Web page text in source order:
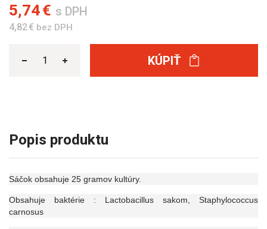
5,74 € s DPH
4,82 € bez DPH
KÚPIŤ
Popis produktu
Sáčok obsahuje 25 gramov kultúry.
Obsahuje baktérie : Lactobacillus sakom, Staphylococcus
carnosus